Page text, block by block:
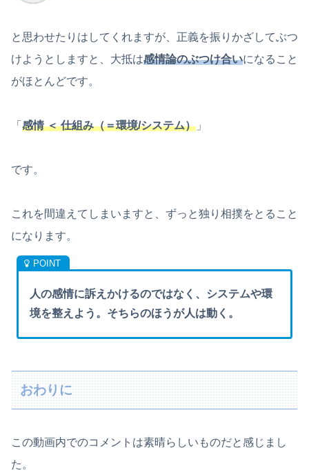
と思わせたりはしてくれますが、正義を振りかざしてぶつ
けようとしますと、大抵は感情論のぶつけ合いになること
がほとんどです。
「 感情 ＜ 仕組み（＝環境/システム） 」
です。
これを間違えてしまいますと、ずっと独り相撲をとること
になります。
人の感情に訴えかけるのではなく、システムや環
境を整えよう。そちらのほうが人は動く。
おわりに
この動画内でのコメントは素晴らしいものだと感じまし
た。